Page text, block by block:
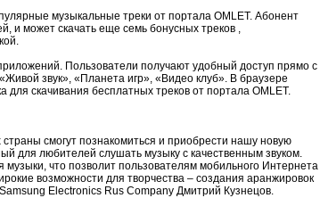
музыкальные треки от портала OMLET. Абонент
и может скачать еще семь бонусных треков ,
Пользователи получают удобный доступ прямо с
звук», «Планета игр», «Видео клуб». В браузере
скачивания бесплатных треков от портала OMLET.
смогут познакомиться и приобрести нашу новую
для любителей слушать музыку с качественным звуком.
что позволит пользователям мобильного Интернета
возможности для творчества – создания аранжировок
Electronics Rus Company Дмитрий Кузнецов.